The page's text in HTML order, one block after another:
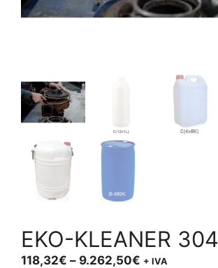
EKO-KLEANER 304
118,32€ – 9.262,50€ Price
+ IVA